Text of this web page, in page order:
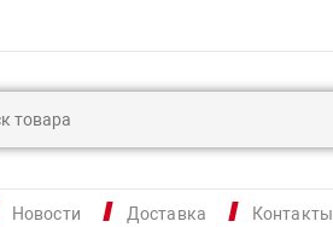
Новости Доставка Контакты